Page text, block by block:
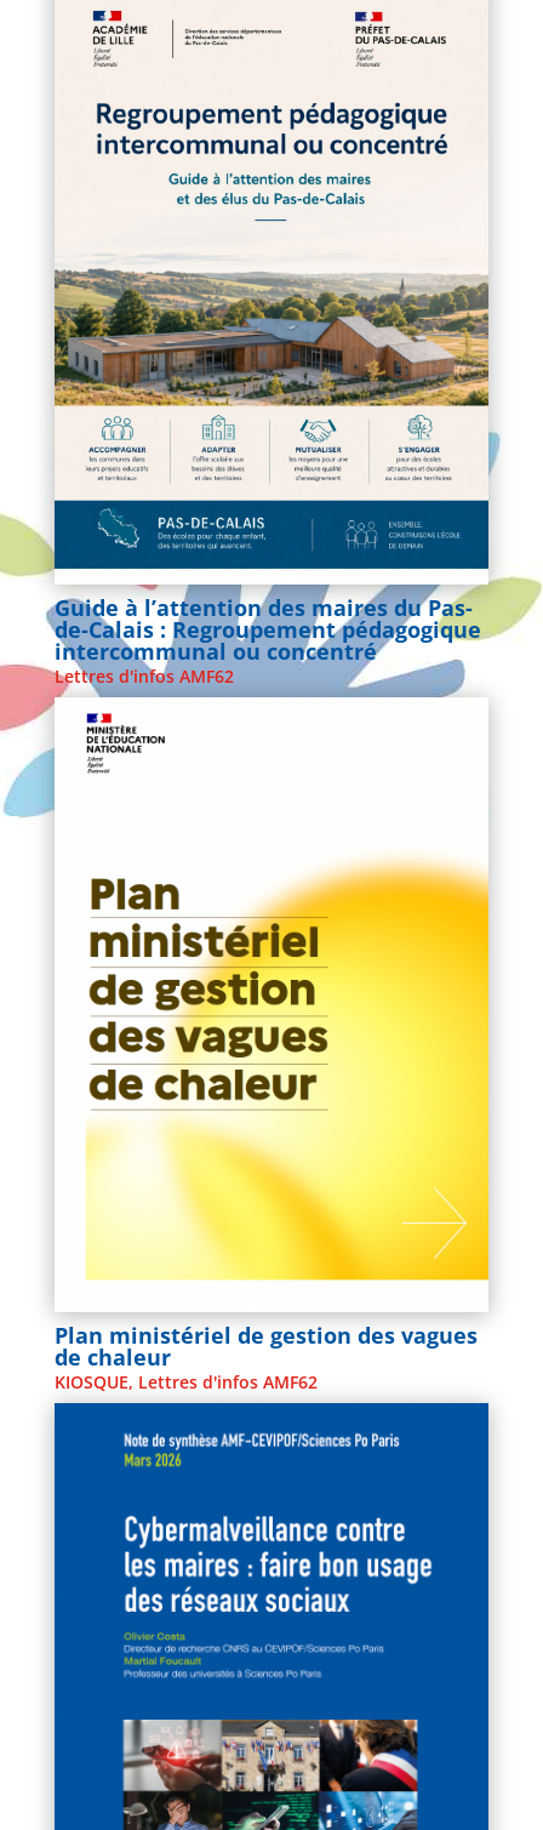
Guide à l’attention des maires du Pas-
de-Calais : Regroupement pédagogique
intercommunal ou concentré
Lettres d'infos AMF62
Plan ministériel de gestion des vagues
de chaleur
KIOSQUE, Lettres d'infos AMF62